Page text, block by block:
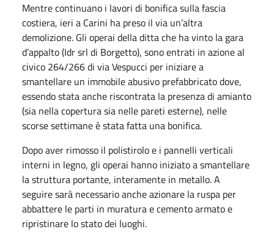
Mentre continuano i lavori di bonifica sulla fascia
costiera, ieri a Carini ha preso il via un’altra
demolizione. Gli operai della ditta che ha vinto la gara
d’appalto (Idr srl di Borgetto), sono entrati in azione al
civico 264/266 di via Vespucci per iniziare a
smantellare un immobile abusivo prefabbricato dove,
essendo stata anche riscontrata la presenza di amianto
(sia nella copertura sia nelle pareti esterne), nelle
scorse settimane è stata fatta una bonifica.
Dopo aver rimosso il polistirolo e i pannelli verticali
interni in legno, gli operai hanno iniziato a smantellare
la struttura portante, interamente in metallo. A
seguire sarà necessario anche azionare la ruspa per
abbattere le parti in muratura e cemento armato e
ripristinare lo stato dei luoghi.